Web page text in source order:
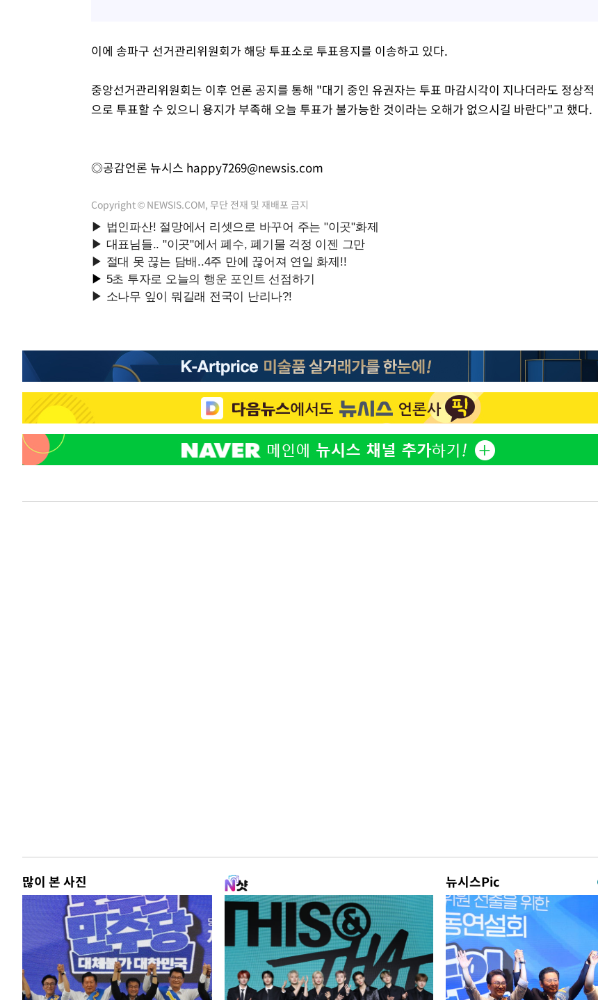
이에 송파구 선거관리위원회가 해당 투표소로 투표용지를 이송하고 있다.
중앙선거관리위원회는 이후 언론 공지를 통해 "대기 중인 유권자는 투표 마감시각이 지나더라도 정상적
으로 투표할 수 있으니 용지가 부족해 오늘 투표가 불가능한 것이라는 오해가 없으시길 바란다"고 했다.
◎공감언론 뉴시스 happy7269@newsis.com
Copyright © NEWSIS.COM, 무단 전재 및 재배포 금지
많이 본 사진 뉴시스Pic